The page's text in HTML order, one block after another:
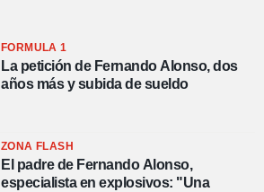
FORMULA 1
La petición de Fernando Alonso, dos
años más y subida de sueldo
ZONA FLASH
El padre de Fernando Alonso,
especialista en explosivos: "Una